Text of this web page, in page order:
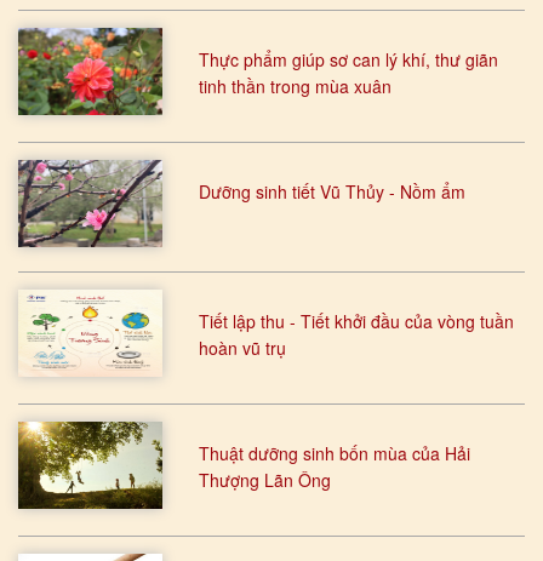
Thực phẩm giúp sơ can lý khí, thư giãn
tinh thần trong mùa xuân
Dưỡng sinh tiết Vũ Thủy - Nồm ẩm
Tiết lập thu - Tiết khởi đầu của vòng tuần
hoàn vũ trụ
Thuật dưỡng sinh bốn mùa của Hải
Thượng Lãn Ông